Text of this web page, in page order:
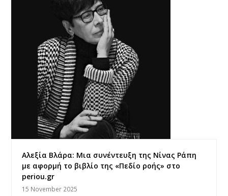
Αλεξία Βλάρα: Μια συνέντευξη της Νίνας Ράπη
με αφορμή το βιβλίο της «Πεδίο ροής» στο
periou.gr
15 November 2025